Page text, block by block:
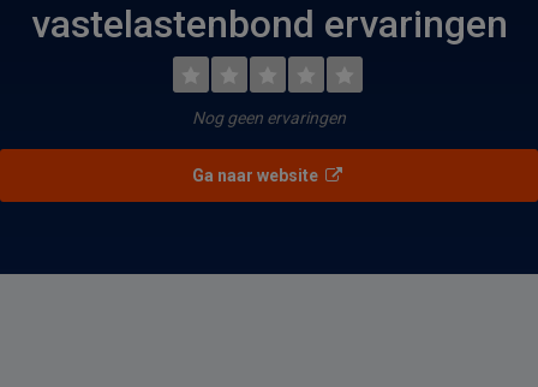
vastelastenbond ervaringen
Nog geen ervaringen
Ga naar website